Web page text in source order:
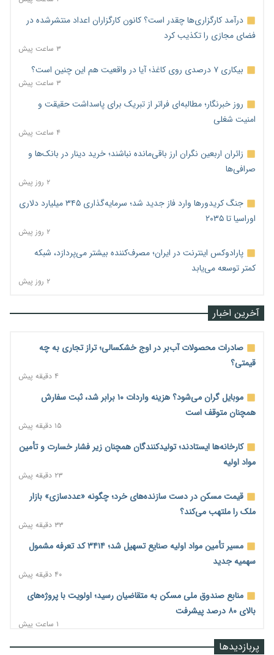
درآمد کارگزاری‌ها چقدر است؟ کانون کارگزاران اعداد منتشرشده در
فضای مجازی را تکذیب کرد
۳ ساعت پیش
بیکاری ۷ درصدی روی کاغذ؛ آیا در واقعیت هم این چنین است؟
۳ ساعت پیش
روز خبرنگار؛ مطالبه‌ای فراتر از تبریک برای پاسداشت حقیقت و
امنیت شغلی
۴ ساعت پیش
زائران اربعین نگران ارز باقی‌مانده نباشند؛ خرید دینار در بانک‌ها و
صرافی‌ها
۲ روز پیش
جنگ کریدورها وارد فاز جدید شد؛ سرمایه‌گذاری ۳۴۵ میلیارد دلاری
اوراسیا تا ۲۰۳۵
۲ روز پیش
پارادوکس اینترنت در ایران؛ مصرف‌کننده بیشتر می‌پردازد، شبکه
کمتر توسعه می‌یابد
۲ روز پیش
آخرین اخبار
صادرات محصولات آب‌بر در اوج خشکسالی؛ تراز تجاری به چه
قیمتی؟
۴ دقیقه پیش
موبایل گران می‌شود؟ هزینه واردات ۱۰ برابر شد، ثبت سفارش
همچنان متوقف است
۱۵ دقیقه پیش
کارخانه‌ها ایستادند؛ تولیدکنندگان همچنان زیر فشار خسارت و تأمین
مواد اولیه
۲۳ دقیقه پیش
قیمت مسکن در دست سازنده‌های خرد؛ چگونه «عددسازی» بازار
ملک را ملتهب می‌کند؟
۳۳ دقیقه پیش
مسیر تأمین مواد اولیه صنایع تسهیل شد؛ ۳۴۱۴ کد تعرفه مشمول
سهمیه جدید
۴۰ دقیقه پیش
منابع صندوق ملی مسکن به متقاضیان رسید؛ اولویت با پروژه‌های
بالای ۸۰ درصد پیشرفت
۱ ساعت پیش
هشدار درباره آینده صندوق‌های بازنشستگی؛ اعتماد بیمه‌پردازان را
پربازدیدها